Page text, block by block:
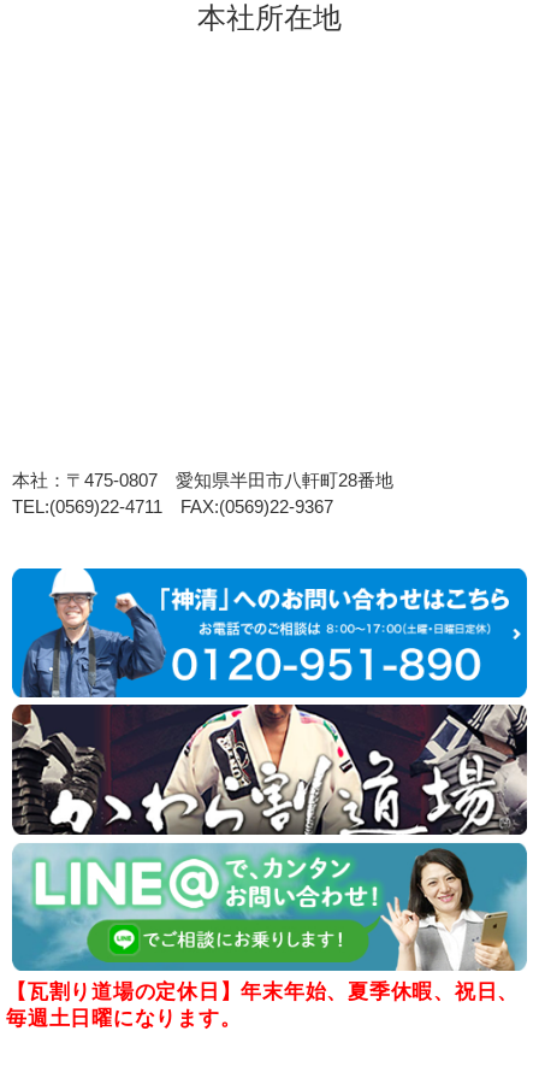
本社所在地
本社：〒475-0807 愛知県半田市八軒町28番地
TEL:(0569)22-4711 FAX:(0569)22-9367
【瓦割り道場の定休日】年末年始、夏季休暇、祝日、
毎週土日曜になります。